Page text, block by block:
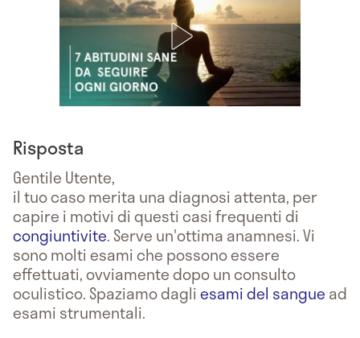
Risposta
Gentile Utente,
il tuo caso merita una diagnosi attenta, per
capire i motivi di questi casi frequenti di
congiuntivite. Serve un'ottima anamnesi. Vi
sono molti esami che possono essere
effettuati, ovviamente dopo un consulto
oculistico. Spaziamo dagliesami del sangue ad
esami strumentali.